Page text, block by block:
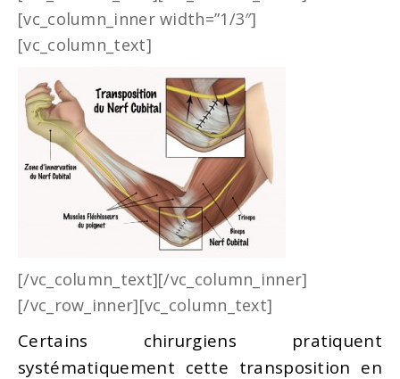
[vc_column_inner width=”1/3″]
[vc_column_text]
[/vc_column_text][/vc_column_inner]
[/vc_row_inner][vc_column_text]
Certains chirurgiens pratiquent
systématiquement cette transposition en